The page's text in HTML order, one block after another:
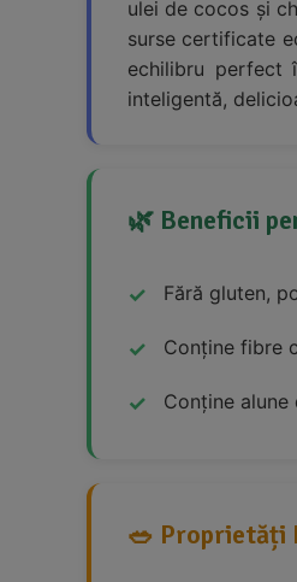
ulei de cocos și
surse certificate
echilibru perfect
inteligentă,
🌿 Beneficii
Fără gluten,
Conține fibre
Conține
🥗 Proprietăți